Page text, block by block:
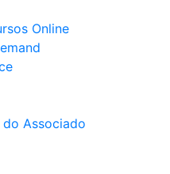
Online
do Associado